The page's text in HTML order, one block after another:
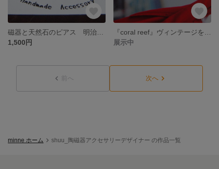
1,500円
展示中
前へ 次へ
minne ホーム shuu_陶磁器アクセサリーデザイナー の作品一覧